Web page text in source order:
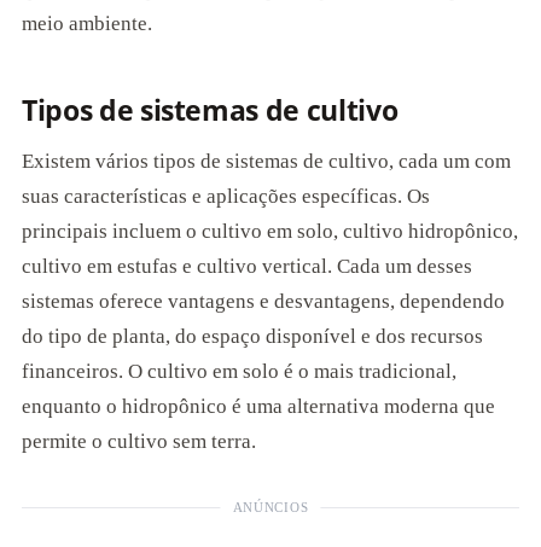
meio ambiente.
Tipos de sistemas de cultivo
Existem vários tipos de sistemas de cultivo, cada um com
suas características e aplicações específicas. Os
principais incluem o cultivo em solo, cultivo hidropônico,
cultivo em estufas e cultivo vertical. Cada um desses
sistemas oferece vantagens e desvantagens, dependendo
do tipo de planta, do espaço disponível e dos recursos
financeiros. O cultivo em solo é o mais tradicional,
enquanto o hidropônico é uma alternativa moderna que
permite o cultivo sem terra.
ANÚNCIOS